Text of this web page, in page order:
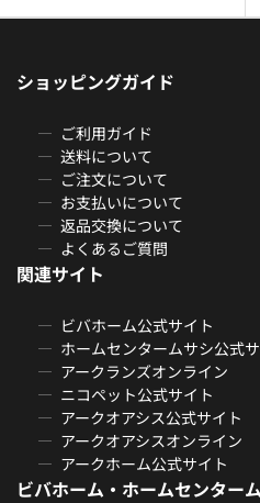
ショッピングガイド
ご利用ガイド
送料について
ご注文について
お支払いについて
返品交換について
よくあるご質問
関連サイト
ビバホーム公式サイト
ホームセンタームサシ公式
アークランズオンライン
ニコペット公式サイト
アークオアシス公式サイト
アークオアシスオンライン
アークホーム公式サイト
ビバホーム・ホームセンター